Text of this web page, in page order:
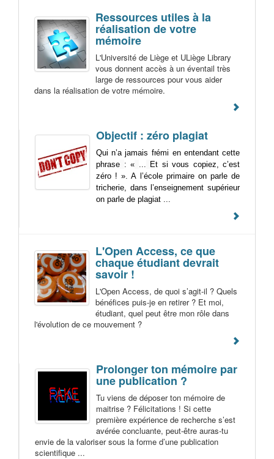
Ressources utiles à la
réalisation de votre
mémoire
L'Université de Liège et ULiège Library
vous donnent accès à un éventail très
large de ressources pour vous aider
dans la réalisation de votre mémoire.
Objectif : zéro plagiat
Qui n’a jamais frémi en entendant cette
phrase : « ... Et si vous copiez, c’est
zéro ! ». A l’école primaire on parle de
tricherie, dans l’enseignement supérieur
on parle de plagiat ...
L'Open Access, ce que
chaque étudiant devrait
savoir !
L'Open Access, de quoi s’agit-il ? Quels
bénéfices puis-je en retirer ? Et moi,
étudiant, quel peut être mon rôle dans
l'évolution de ce mouvement ?
Prolonger ton mémoire par
une publication ?
Tu viens de déposer ton mémoire de
maitrise ? Félicitations ! Si cette
première expérience de recherche s’est
avérée concluante, peut-être auras-tu
envie de la valoriser sous la forme d’une publication
scientifique ...